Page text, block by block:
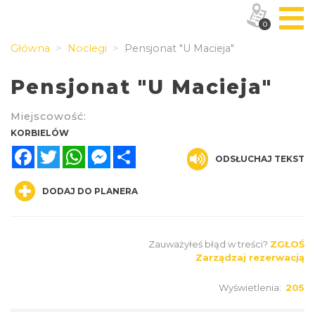
Główna Noclegi Pensjonat "U Macieja"
Pensjonat "U Macieja"
Miejscowość:
KORBIELÓW
FacebookTwitterWhatsAppMessenger
ODSŁUCHAJ TEKST
DODAJ DO PLANERA
Zauważyłeś błąd w treści? ZGŁOŚ
Zarządzaj rezerwacją
Wyświetlenia: 205
0